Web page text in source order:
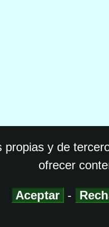
propias y de
ofrecer
Aceptar -